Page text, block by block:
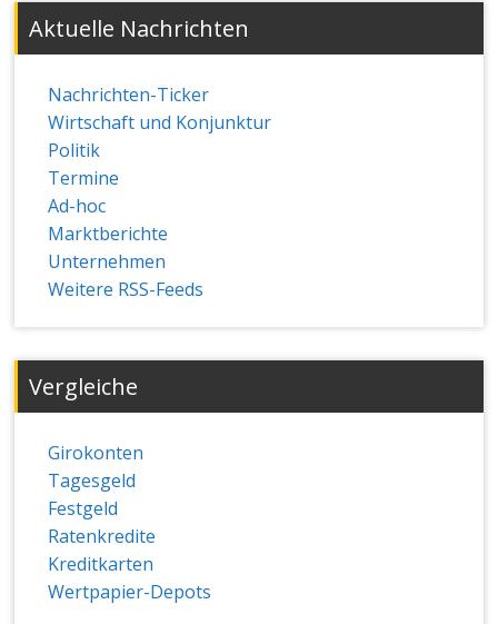
Aktuelle Nachrichten
Nachrichten-Ticker
Wirtschaft und Konjunktur
Politik
Termine
Ad-hoc
Marktberichte
Unternehmen
Weitere RSS-Feeds
Vergleiche
Girokonten
Tagesgeld
Festgeld
Ratenkredite
Kreditkarten
Wertpapier-Depots